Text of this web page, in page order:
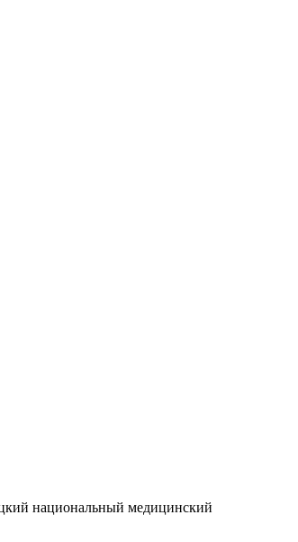
национальный медицинский